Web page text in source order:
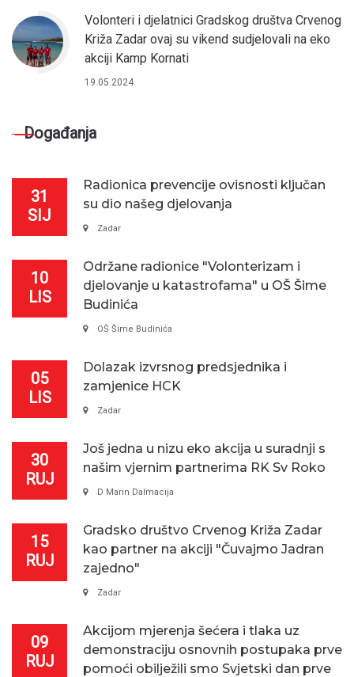
Volonteri i djelatnici Gradskog društva Crvenog
Križa Zadar ovaj su vikend sudjelovali na eko
akciji Kamp Kornati
19.05.2024.
Događanja
31
SIJ
Radionica prevencije ovisnosti ključan
su dio našeg djelovanja
Zadar
10
LIS
Održane radionice "Volonterizam i
djelovanje u katastrofama" u OŠ Šime
Budinića
OŠ Šime Budinića
05
LIS
Dolazak izvrsnog predsjednika i
zamjenice HCK
Zadar
30
RUJ
Još jedna u nizu eko akcija u suradnji s
našim vjernim partnerima RK Sv Roko
D Marin Dalmacija
15
RUJ
Gradsko društvo Crvenog Križa Zadar
kao partner na akciji "Čuvajmo Jadran
zajedno"
Zadar
09
RUJ
Akcijom mjerenja šećera i tlaka uz
demonstraciju osnovnih postupaka prve
pomoći obilježili smo Svjetski dan prve